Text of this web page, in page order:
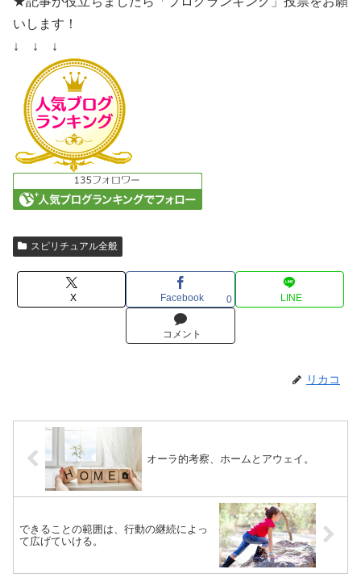
いします！
↓ ↓ ↓
スピリチュアル全般
X Facebook 0 LINE
コメント
リカコ
オーラ的考察、ホームとアウェイ。
できることの範囲は、行動の継続によっ
て広げていける。